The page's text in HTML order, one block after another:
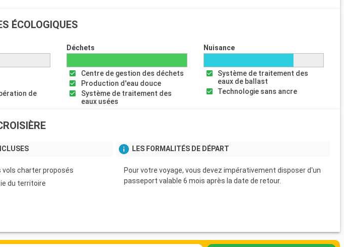
ÉCOLOGIQUES
de
Déchets
Centre de gestion des déchets
Production d'eau douce
Système de traitement des
eaux usées
Nuisance
Système de traitement des
eaux de ballast
Technologie sans ancre
vols charter proposés
du territoire
LES FORMALITÉS DE DÉPART
Pour votre voyage, vous devez impérativement disposer d'un
passeport valable 6 mois après la date de retour.